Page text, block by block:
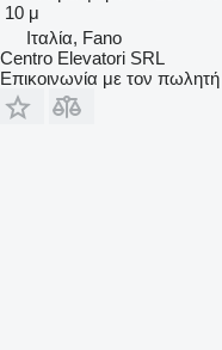
10 μ
Ιταλία, Fano
Centro Elevatori SRL
Επικοινωνία με τον πωλητή